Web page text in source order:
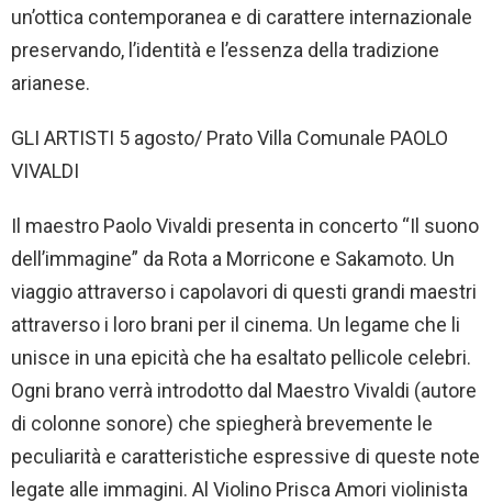
un’ottica contemporanea e di carattere internazionale
preservando, l’identità e l’essenza della tradizione
arianese.
GLI ARTISTI 5 agosto/ Prato Villa Comunale PAOLO
VIVALDI
Il maestro Paolo Vivaldi presenta in concerto “Il suono
dell’immagine” da Rota a Morricone e Sakamoto. Un
viaggio attraverso i capolavori di questi grandi maestri
attraverso i loro brani per il cinema. Un legame che li
unisce in una epicità che ha esaltato pellicole celebri.
Ogni brano verrà introdotto dal Maestro Vivaldi (autore
di colonne sonore) che spiegherà brevemente le
peculiarità e caratteristiche espressive di queste note
legate alle immagini. Al Violino Prisca Amori violinista